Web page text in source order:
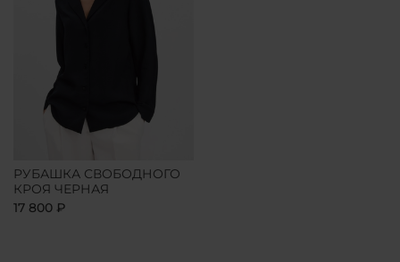
РУБАШКА СВОБОДНОГО
КРОЯ ЧЕРНАЯ
17 800 ₽